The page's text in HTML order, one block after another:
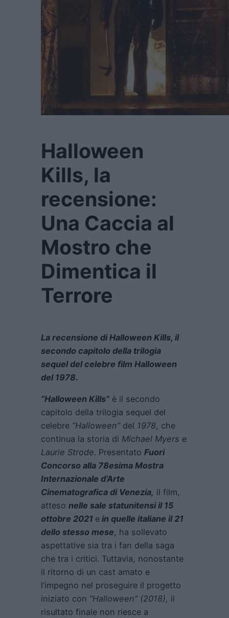
Halloween
Kills, la
recensione:
Una Caccia al
Mostro che
Dimentica il
Terrore
La recensione di Halloween Kills, il
secondo capitolo della trilogia
sequel del celebre film Halloween
del 1978.
“Halloween Kills” è il secondo
capitolo della trilogia sequel del
celebre “Halloween”del 1978, che
continua la storia di Michael Myers e
Laurie Strode. Presentato Fuori
Concorso alla 78esima Mostra
Internazionale d’Arte
Cinematografica di Venezia, il film,
atteso nelle sale statunitensi il 15
ottobre 2021 e in quelle italiane il 21
dello stesso mese, ha sollevato
aspettative sia tra i fan della saga
che tra i critici. Tuttavia, nonostante
il ritorno di un cast amato e
l’impegno nel proseguire il progetto
iniziato con “Halloween” (2018), il
risultato finale non riesce a